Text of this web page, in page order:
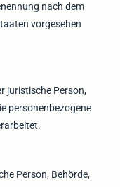
nach dem
vorgesehen
juristische Person,
personenbezogene
Person, Behörde,